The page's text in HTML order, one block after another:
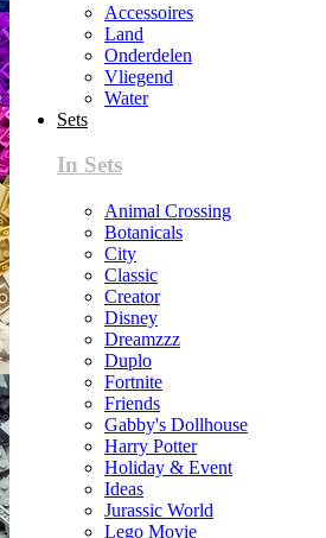
Accessoires
Land
Onderdelen
Vliegend
Water
Sets
In Sets
Animal Crossing
Botanicals
City
Classic
Creator
Disney
Dreamzzz
Duplo
Fortnite
Friends
Gabby's Dollhouse
Harry Potter
Holiday & Event
Ideas
Jurassic World
Lego Movie